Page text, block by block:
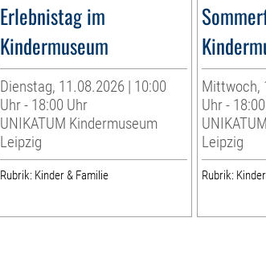
Erlebnistag im
Kindermuseum
Dienstag, 11.08.2026 | 10:00
Uhr - 18:00 Uhr
UNIKATUM Kindermuseum
Leipzig
Rubrik: Kinder & Familie
Mittwoch,
Uhr -
Leipzig
Rubrik: